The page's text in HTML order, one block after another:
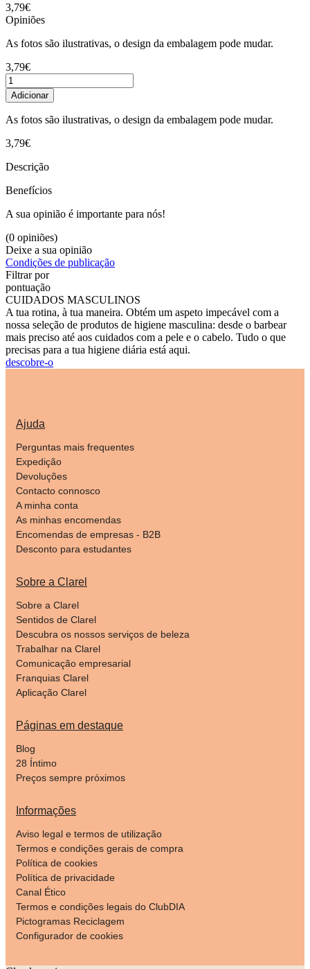
3,79€
Opiniões
As fotos são ilustrativas, o design da embalagem pode mudar.
3,79€
Adicionar
As fotos são ilustrativas, o design da embalagem pode mudar.
3,79€
Descrição
Benefícios
A sua opinião é importante para nós!
(0 opiniões)
Deixe a sua opinião
Condições de publicação
Filtrar por
pontuação
CUIDADOS MASCULINOS
A tua rotina, à tua maneira. Obtém um aspeto impecável com a
nossa seleção de produtos de higiene masculina: desde o barbear
mais preciso até aos cuidados com a pele e o cabelo. Tudo o que
precisas para a tua higiene diária está aqui.
descobre-o
Ajuda
Perguntas mais frequentes
Expedição
Devoluções
Contacto connosco
A minha conta
As minhas encomendas
Encomendas de empresas - B2B
Desconto para estudantes
Sobre a Clarel
Sobre a Clarel
Sentidos de Clarel
Descubra os nossos serviços de beleza
Trabalhar na Clarel
Comunicação empresarial
Franquias Clarel
Aplicação Clarel
Páginas em destaque
Blog
28 Íntimo
Preços sempre próximos
Informações
Aviso legal e termos de utilização
Termos e condições gerais de compra
Política de cookies
Política de privacidade
Canal Ético
Termos e condições legais do ClubDIA
Pictogramas Reciclagem
Configurador de cookies